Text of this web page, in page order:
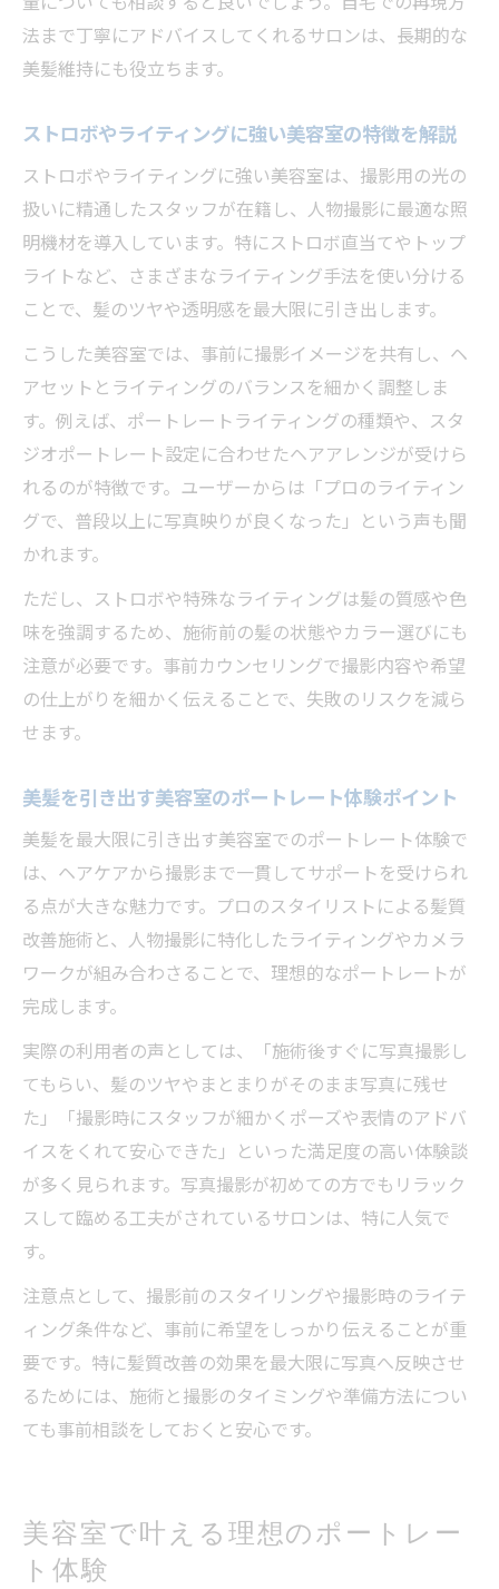
法まで丁寧にアドバイスしてくれるサロンは、長期的な
美髪維持にも役立ちます。
ストロボやライティングに強い美容室の特徴を解説
ストロボやライティングに強い美容室は、撮影用の光の
扱いに精通したスタッフが在籍し、人物撮影に最適な照
明機材を導入しています。特にストロボ直当てやトップ
ライトなど、さまざまなライティング手法を使い分ける
ことで、髪のツヤや透明感を最大限に引き出します。
こうした美容室では、事前に撮影イメージを共有し、ヘ
アセットとライティングのバランスを細かく調整しま
す。例えば、ポートレートライティングの種類や、スタ
ジオポートレート設定に合わせたヘアアレンジが受けら
れるのが特徴です。ユーザーからは「プロのライティン
グで、普段以上に写真映りが良くなった」という声も聞
かれます。
ただし、ストロボや特殊なライティングは髪の質感や色
味を強調するため、施術前の髪の状態やカラー選びにも
注意が必要です。事前カウンセリングで撮影内容や希望
の仕上がりを細かく伝えることで、失敗のリスクを減ら
せます。
美髪を引き出す美容室のポートレート体験ポイント
美髪を最大限に引き出す美容室でのポートレート体験で
は、ヘアケアから撮影まで一貫してサポートを受けられ
る点が大きな魅力です。プロのスタイリストによる髪質
改善施術と、人物撮影に特化したライティングやカメラ
ワークが組み合わさることで、理想的なポートレートが
完成します。
実際の利用者の声としては、「施術後すぐに写真撮影し
てもらい、髪のツヤやまとまりがそのまま写真に残せ
た」「撮影時にスタッフが細かくポーズや表情のアドバ
イスをくれて安心できた」といった満足度の高い体験談
が多く見られます。写真撮影が初めての方でもリラック
スして臨める工夫がされているサロンは、特に人気で
す。
注意点として、撮影前のスタイリングや撮影時のライテ
ィング条件など、事前に希望をしっかり伝えることが重
要です。特に髪質改善の効果を最大限に写真へ反映させ
るためには、施術と撮影のタイミングや準備方法につい
ても事前相談をしておくと安心です。
美容室で叶える理想のポートレー
ト体験